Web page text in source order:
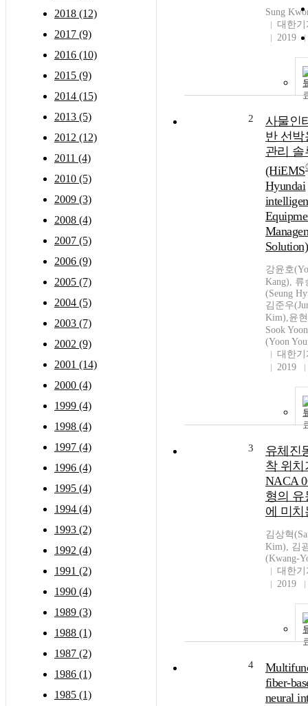
2018 (12)
2017 (9)
2016 (10)
2015 (9)
2014 (15)
2013 (5)
2012 (12)
2011 (4)
2010 (5)
2009 (3)
2008 (4)
2007 (5)
2006 (9)
2005 (7)
2004 (5)
2003 (7)
2002 (9)
2001 (14)
2000 (4)
1999 (4)
1998 (4)
1997 (4)
1996 (4)
1995 (4)
1994 (4)
1993 (2)
1992 (4)
1991 (2)
1990 (4)
1989 (3)
1988 (1)
1987 (2)
1986 (1)
1985 (1)
Sung
대한
2019
2
사물인
반 선박
관리 솔
(HiEMS
Hyundai
강윤호
Kang), 류
(Seung
김준우
Kim),윤
Sook
(Yoon
대한
2019
3
유체진
착 위치
NACA
형의 유
에 미치
김상혁
Kim), 김
(Kwang-
대한
2019
4
fiber-
neural